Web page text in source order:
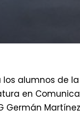
los alumnos de
en
Germán